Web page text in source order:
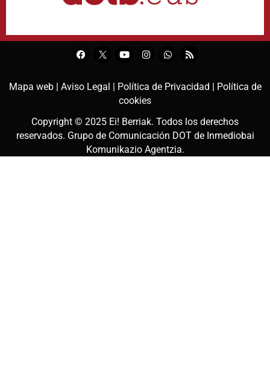
Mapa web | Aviso Legal | Política de Privacidad | Política de
cookies
Copyright © 2025 Ei! Berriak. Todos los derechos
reservados. Grupo de Comunicación DOT de Inmediobai
Komunikazio Agentzia.